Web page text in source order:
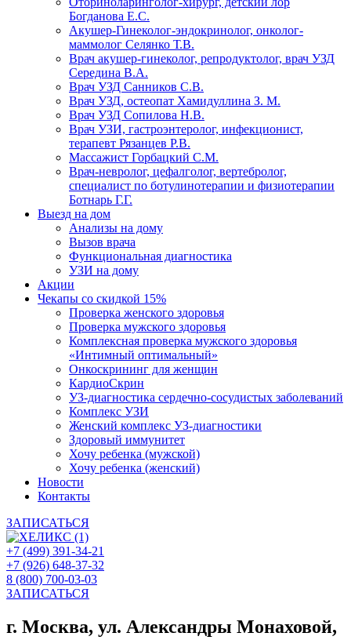
Богданова Е.С.
Акушер-Гинеколог-эндокринолог, онколог-
маммолог Селянко Т.В.
Врач акушер-гинеколог, репродуктолог, врач УЗД
Середина В.А.
Врач УЗД Санников С.В.
Врач УЗД, остеопат Хамидуллина З. М.
Врач УЗД Сопилова Н.В.
Врач УЗИ, гастроэнтеролог, инфекционист,
терапевт Рязанцев Р.В.
Массажист Горбацкий С.М.
Врач-невролог, цефалголог, вертебролог,
специалист по ботулинотерапии и физиотерапии
Ботнарь Г.Г.
Выезд на дом
Анализы на дому
Вызов врача
Функциональная диагностика
УЗИ на дому
Акции
Чекапы со скидкой 15%
Проверка женского здоровья
Проверка мужского здоровья
Комплексная проверка мужского здоровья
«Интимный оптимальный»
Онкоcкрининг для женщин
КардиоСкрин
УЗ-диагностика сердечно-сосудистых заболеваний
Комплекс УЗИ
Женский комплекс УЗ-диагностики
Здоровый иммунитет
Хочу ребенка (мужской)
Хочу ребенка (женский)
Новости
Контакты
ЗАПИСАТЬСЯ
+7 (499) 391-34-21
+7 (926) 648-37-32
8 (800) 700-03-03
ЗАПИСАТЬСЯ
г. Москва, ул. Александры Монаховой,